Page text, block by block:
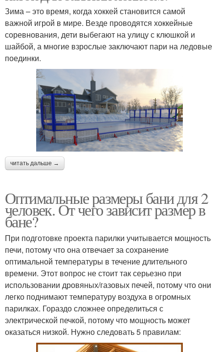
Зима – это время, когда хоккей становится самой
важной игрой в мире. Везде проводятся хоккейные
соревнования, дети выбегают на улицу с клюшкой и
шайбой, а многие взрослые заключают пари на ледовые
поединки.
читать дальше →
Оптимальные размеры бани для 2
человек. От чего зависит размер в
бане?
При подготовке проекта парилки учитывается мощность
печи, потому что она отвечает за сохранение
оптимальной температуры в течение длительного
времени. Этот вопрос не стоит так серьезно при
использовании дровяных/газовых печей, потому что они
легко поднимают температуру воздуха в огромных
парилках. Гораздо сложнее определиться с
электрической печкой, потому что мощность может
оказаться низкой. Нужно следовать 5 правилам: